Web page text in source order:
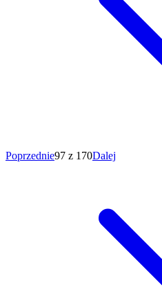
Poprzednie97 z 170Dalej